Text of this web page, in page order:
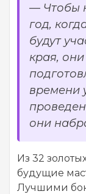
— Чтобы
год,
будут
края,
времени
они
Из 32
будущие
Лучшими